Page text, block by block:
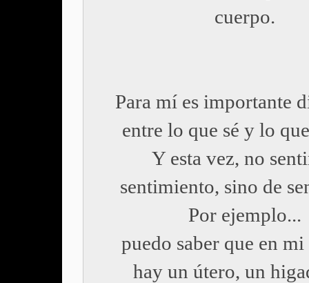
cuerpo.
Para mí es importante
entre lo que sé y lo
Y esta vez, no
sentimiento, sino de
Por ejemplo...
puedo saber que en
hay un útero, un